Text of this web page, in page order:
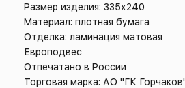
Размер изделия: 335х240
Материал: плотная бумага
Отделка: ламинация матовая
Европодвес
Отпечатано в России
Торговая марка: АО "ГК